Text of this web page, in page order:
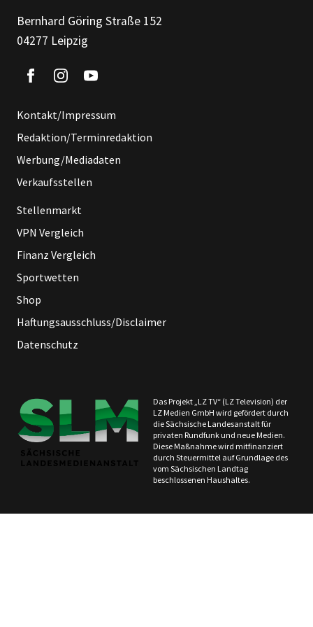
Bernhard Göring Straße 152
04277 Leipzig
Kontakt/Impressum
Redaktion/Terminredaktion
Werbung/Mediadaten
Verkaufsstellen
Stellenmarkt
VPN Vergleich
Finanz Vergleich
Sportwetten
Shop
Haftungsausschluss/Disclaimer
Datenschutz
Das Projekt „LZ TV“ (LZ Television) der
LZ Medien GmbH wird gefördert durch
die Sächsische Landesanstalt für
privaten Rundfunk und neue Medien.
Diese Maßnahme wird mitfinanziert
durch Steuermittel auf Grundlage des
vom Sächsischen Landtag
beschlossenen Haushaltes.